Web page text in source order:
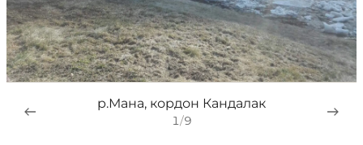
р.Мана, кордон Кандалак
1/9